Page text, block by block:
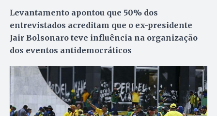
Levantamento apontou que 50% dos
entrevistados acreditam que o ex-presidente
Jair Bolsonaro teve influência na organização
dos eventos antidemocráticos